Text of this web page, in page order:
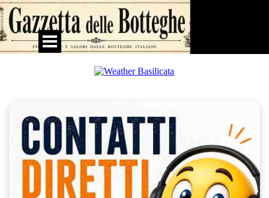
Vai ai contenuti
Salta menù